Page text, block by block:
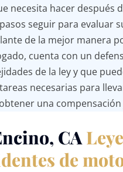
necesita hacer después
seguir para evaluar
de la mejor manera
cuenta con un
de la ley y que
necesarias para
obtener una compensación
CA
de